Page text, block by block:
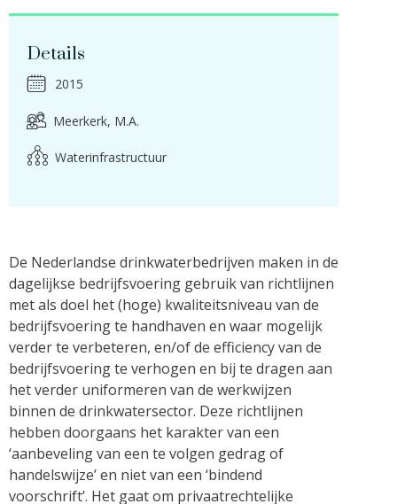
Details
2015
Meerkerk, M.A.
Waterinfrastructuur
De Nederlandse drinkwaterbedrijven maken in de
dagelijkse bedrijfsvoering gebruik van richtlijnen
met als doel het (hoge) kwaliteitsniveau van de
bedrijfsvoering te handhaven en waar mogelijk
verder te verbeteren, en/of de efficiency van de
bedrijfsvoering te verhogen en bij te dragen aan
het verder uniformeren van de werkwijzen
binnen de drinkwatersector. Deze richtlijnen
hebben doorgaans het karakter van een
‘aanbeveling van een te volgen gedrag of
handelswijze’ en niet van een ‘bindend
voorschrift’. Het gaat om privaatrechtelijke